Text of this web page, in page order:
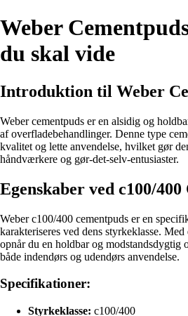
Weber
du skal vide
Introduktion til Weber
Weber cementpuds er en alsidig og
af overfladebehandlinger. Denne type
kvalitet og lette anvendelse, hvilket gør
håndværkere og gør-det-selv-entusiaster.
Egenskaber ved c100/400
Weber c100/400 cementpuds er en
karakteriseres ved dens styrkeklasse.
opnår du en holdbar og modstandsdygtig
både indendørs og udendørs anvendelse.
Specifikationer:
Styrkeklasse: c100/400